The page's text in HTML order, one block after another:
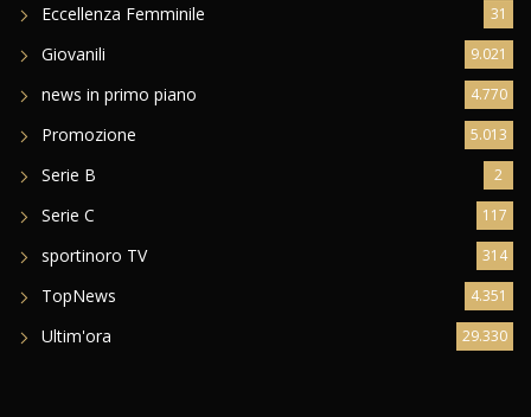
Eccellenza Femminile 31
Giovanili 9.021
news in primo piano 4.770
Promozione 5.013
Serie B 2
Serie C 117
sportinoro TV 314
TopNews 4.351
Ultim'ora 29.330